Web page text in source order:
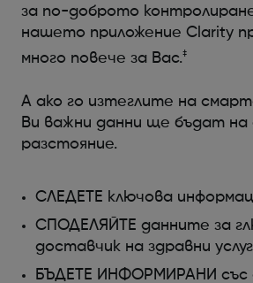
за по-доброто
нашето приложение Clarity
много повече за Вас.‡
А ако го изтеглите на
Ви важни данни ще бъдат на
разстояние.
СЛЕДЕТЕ ключова
СПОДЕЛЯЙТЕ данните за
доставчик на здравни
БЪДЕТЕ ИНФОРМИРАНИ със